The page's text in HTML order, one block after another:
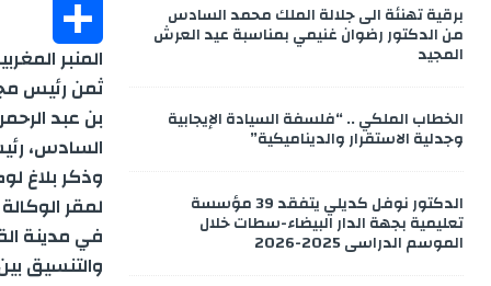
kr
s
A
p
p
k
e
d
I
n
l
e
g
r
a
M
e
s
s
e
n
S
h
a
r
e
المنبر
ثمن رئيس
بن عبد
السادس،
وذكر بلاغ
لمقر
في مدينة
والتنسيق
برقية تهنئة الى جلالة الملك محمد السادس
من الدكتور رضوان غنيمي بمناسبة عيد العرش
المجيد
الخطاب الملكي .. “فلسفة السيادة الإيجابية
وجدلية الاستقرار والديناميكية”
الدكتور نوفل كديلي يتفقد 39 مؤسسة
تعليمية بجهة الدار البيضاء-سطات خلال
الموسم الدراسي 2025-2026